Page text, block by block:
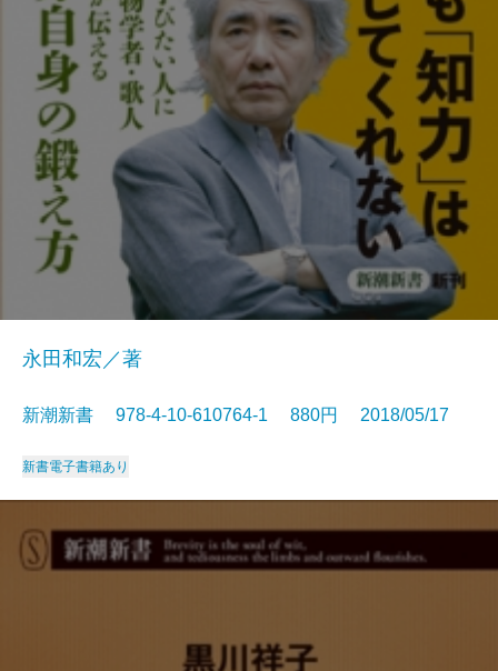
永田和宏／著
新潮新書 978-4-10-610764-1 880円 2018/05/17
新書電子書籍あり